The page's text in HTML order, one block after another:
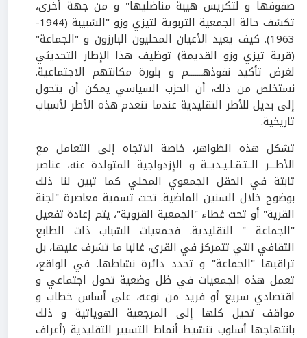
صفوفها و لتكريس هيبة مناضليها" و من جهة أخرى،
تكشف حالة الجمعية التربوية لتيزي وزو "الشبيبة (1944-
1963). كيف يعيد الأعيان المحليون البارزون و "الجماعة"
(قرية تيزي وزو القديمة) توظيف هذا الإطار التحديثي
لغرض تأكيد نفوذهـــــــم و بلورة مكانتهم الاجتماعية.
نستخلص من ذلك، أن الحزب السياسي يمكن أن يتحول
إلى بديل للأطر التقليدية عندما تنعدم هذه الأطر لأسباب
تاريخية.
تشكل هذه الظواهر، خاصة الاتجاه إلى التعامل مع
الأطـــر الــتـقـلـيـديــة و الإزدواجية المتولدة عنه، عناصر
ثابتة في الحقل الجمعوي المحلي كما تبين لنا ذلك
بوضوح خلال السنين الماضية. تحت تسمية معاصرة "لجنة
القرية" أو تحت غطاء "الجمعية القروية"، يتم إعادة تفعيل
"الجماعة " التقليدية. فجمعيات الشباب ذات الطابع
الثقافي التي تتمركز في القرى، غالبا ما تشرف عليها، بل
تراقبها "الجماعة" و تحدد دائرة نشاطها. في الواقع،
تعمل هذه الجمعيات في ظل وضعية تحول اجتماعي و
اقتصادي سريع أو فريد من نوعه، على أساس خطاب و
مواقف تحيل كلها إلى المرجعية الهوياتية و ذلك
بانتهاجها أسلوب تنشيط أنماط التسيير التقليدية (أعراف